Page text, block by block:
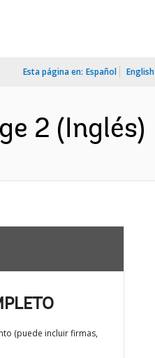
Esta página en: Español English
2 (Inglés)
(puede incluir firmas,